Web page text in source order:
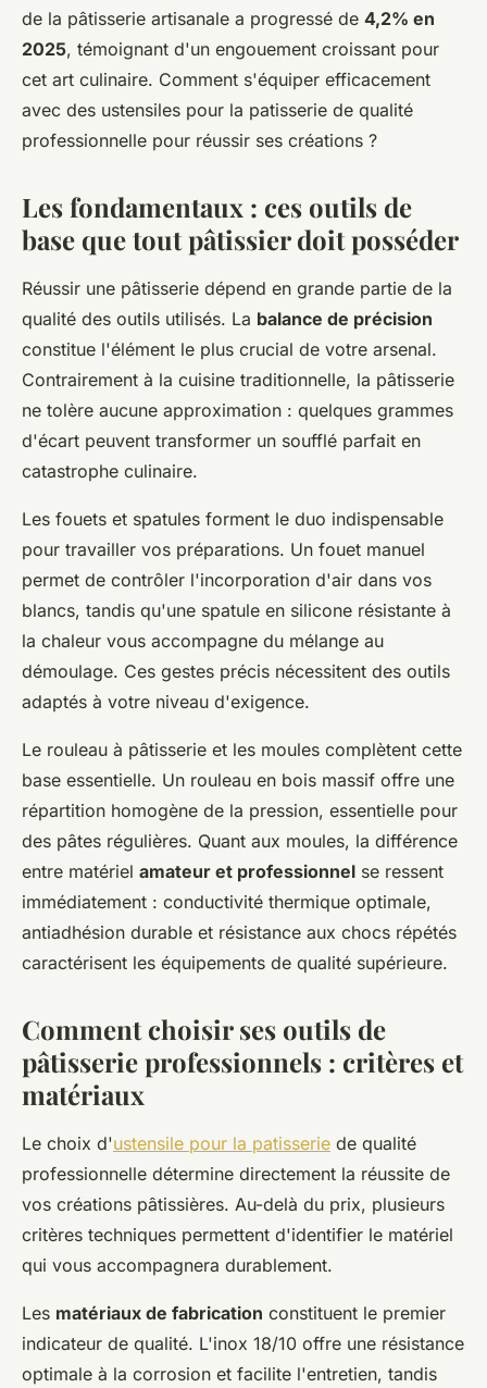
de la pâtisserie artisanale a progressé de 4,2% en
2025, témoignant d'un engouement croissant pour
cet art culinaire. Comment s'équiper efficacement
avec des ustensiles pour la patisserie de qualité
professionnelle pour réussir ses créations ?
Les fondamentaux : ces outils de
base que tout pâtissier doit posséder
Réussir une pâtisserie dépend en grande partie de la
qualité des outils utilisés. La balance de précision
constitue l'élément le plus crucial de votre arsenal.
Contrairement à la cuisine traditionnelle, la pâtisserie
ne tolère aucune approximation : quelques grammes
d'écart peuvent transformer un soufflé parfait en
catastrophe culinaire.
Les fouets et spatules forment le duo indispensable
pour travailler vos préparations. Un fouet manuel
permet de contrôler l'incorporation d'air dans vos
blancs, tandis qu'une spatule en silicone résistante à
la chaleur vous accompagne du mélange au
démoulage. Ces gestes précis nécessitent des outils
adaptés à votre niveau d'exigence.
Le rouleau à pâtisserie et les moules complètent cette
base essentielle. Un rouleau en bois massif offre une
répartition homogène de la pression, essentielle pour
des pâtes régulières. Quant aux moules, la différence
entre matériel amateur et professionnel se ressent
immédiatement : conductivité thermique optimale,
antiadhésion durable et résistance aux chocs répétés
caractérisent les équipements de qualité supérieure.
Comment choisir ses outils de
pâtisserie professionnels : critères et
matériaux
Le choix d'ustensile pour la patisserie de qualité
professionnelle détermine directement la réussite de
vos créations pâtissières. Au-delà du prix, plusieurs
critères techniques permettent d'identifier le matériel
qui vous accompagnera durablement.
Les matériaux de fabrication constituent le premier
indicateur de qualité. L'inox 18/10 offre une résistance
optimale à la corrosion et facilite l'entretien, tandis